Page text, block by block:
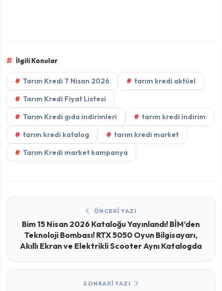
İlgili Konular
Tarım Kredi 7 Nisan 2026
tarım kredi aktüel
Tarım Kredi Fiyat Listesi
Tarım Kredi gıda indirimleri
tarım kredi indirim
tarım kredi katalog
tarım kredi market
Tarım Kredi market kampanya
ÖNCEKI YAZI
Bim 15 Nisan 2026 Kataloğu Yayınlandı! BİM’den
Teknoloji Bombası! RTX 5050 Oyun Bilgisayarı,
Akıllı Ekran ve Elektrikli Scooter Aynı Katalogda
SONRAKI YAZI